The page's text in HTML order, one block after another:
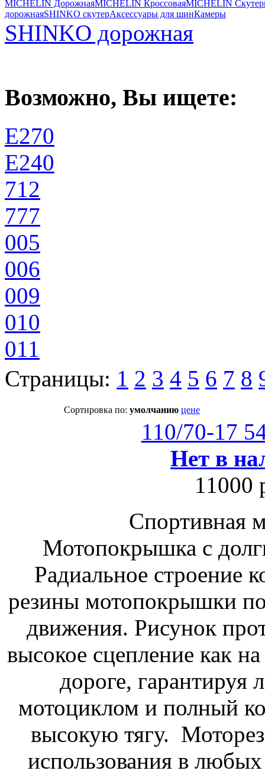
MICHELIN ДорожнаяMICHELIN КроссоваяMICHELIN
дорожнаяSHINKO скутерАксессуары для шинКамеры
SHINKO дорожная
Возможно, Вы ищете:
E270
E240
712
777
005
006
009
010
011
Страницы: 1 2 3 4 5 6 7 8
Сортировка по: умолчанию цене
110/70-17
Нет в
11000
Спортивная
Мотопокрышка с
Радиальное строение
резины мотопокрышки
движения. Рисунок
высокое сцепление как
дороге, гарантируя
мотоциклом и полный
высокую тягу.
использования в